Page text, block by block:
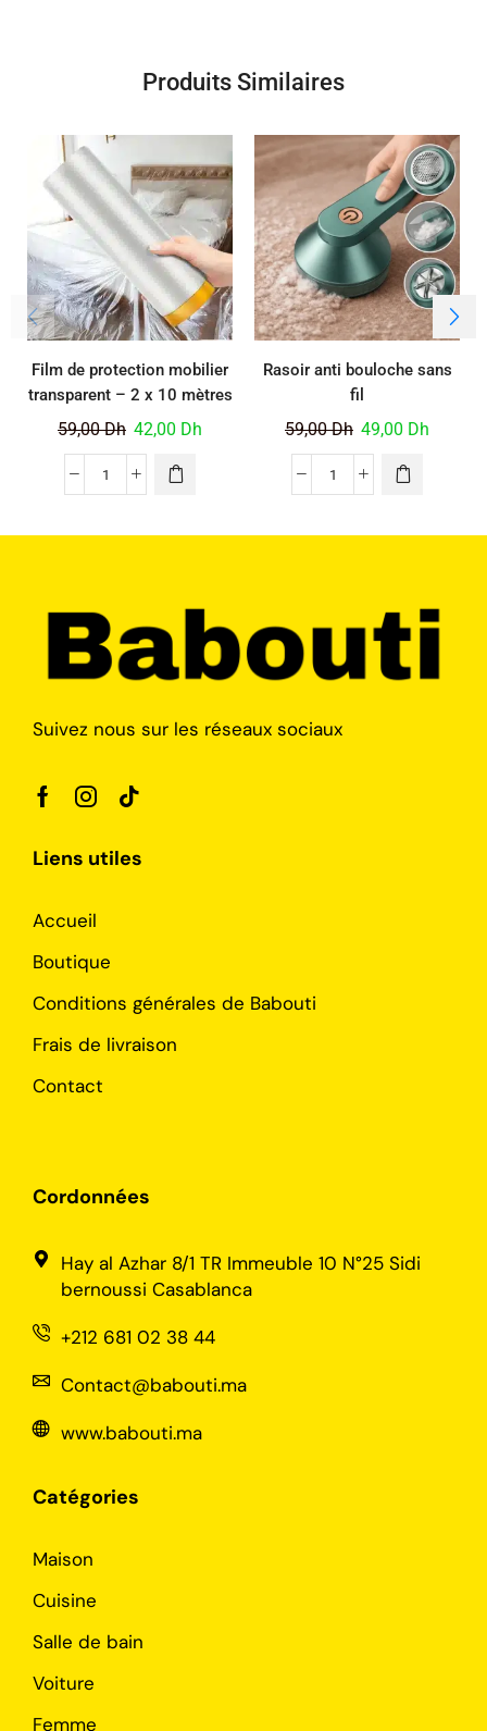
Produits Similaires
Film de protection mobilier
transparent – 2 x 10 mètres
59,00Dh 42,00 Dh
Rasoir anti bouloche sans
fil
59,00Dh 49,00 Dh
Suivez nous sur les réseaux sociaux
Liens utiles
Accueil
Boutique
Conditions générales de Babouti
Frais de livraison
Contact
Cordonnées
Hay al Azhar 8/1 TR Immeuble 10 N°25 Sidi
bernoussi Casablanca
+212 681 02 38 44
Contact@babouti.ma
www.babouti.ma
Catégories
Maison
Cuisine
Salle de bain
Voiture
Femme